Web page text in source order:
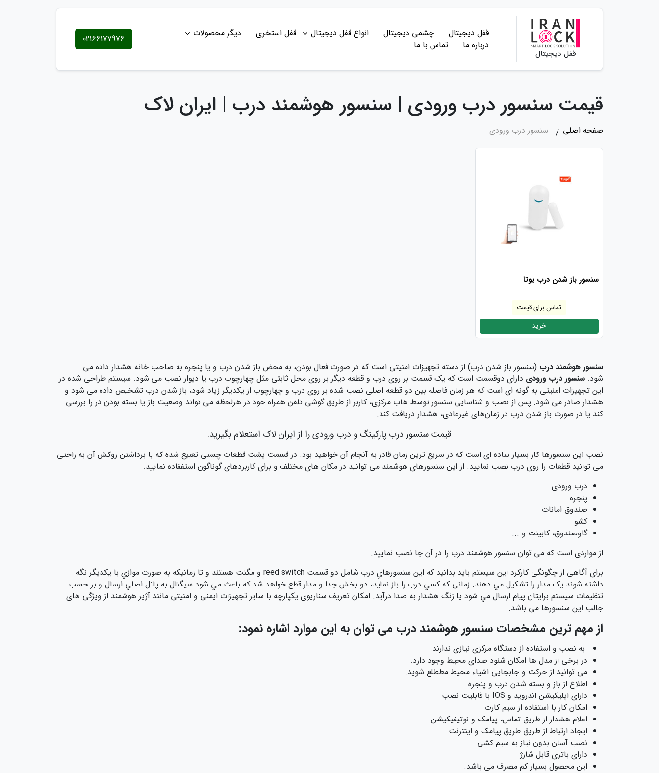
قفل دیجیتال
قفل دیجیتال چشمی دیجیتال انواع قفل دیجیتال قفل استخری
دیگر محصولات
درباره ما
تماس با ما 02166177976
قیمت سنسور درب ورودی | سنسور هوشمند درب | ایران لاک
صفحه اصلی سنسور درب ورودی
سنسور باز شدن درب یوتا
تماس برای قیمت
خرید
سنسور هوشمند درب (سنسور باز شدن درب) از دسته تجهیزات امنیتی است که در صورت فعال بودن، به محض باز شدن درب و یا پنجره به صاحب خانه هشدار داده می
شود. سنسور درب ورودی دارای دوقسمت است که یک قسمت بر روی درب و قطعه دیگر بر روی محل ثابتی مثل چهارچوب درب یا دیوار نصب می‌ شود. سیستم طراحی شده در
این تجهیزات امنیتی به گونه ای است که هر زمان فاصله بین دو قطعه اصلی نصب شده بر روی درب و چهارچوب از یکدیگر زیاد شود، باز شدن درب تشخیص داده می‌ شود و
هشدار صادر می شود. پس از نصب و شناسایی سنسور توسط هاب مرکزی، کاربر از طریق گوشی تلفن همراه خود در هرلحظه می‌ تواند وضعیت باز یا بسته بودن در را بررسی
کند یا در صورت باز شدن درب در زمان‌های غیرعادی، هشدار دریافت کند.
قیمت سنسور درب پارکینگ و درب ورودی را از ایران لاک استعلام بگیرید.
نصب این سنسورها کار بسیار ساده ای است که در سریع ترین زمان قادر به آنجام آن خواهید بود. در قسمت پشت قطعات چسبی تعبیع شده که با برداشتن روکش آن به راحتی
می‌ توانید قطعات را روی درب نصب نمایید. از این سنسورهای هوشمند می توانید در مکان های مختلف و برای کاربردهای گوناگون استففاده نمایید.
درب ورودی
پنجره
صندوق امانات
کشو
گاوصندوق، کابینت و ...
از مواردی است که می توان سنسور هوشمند درب را در آن جا نصب نمایید.
برای آگاهی از چگونگی کارکرد این سیستم باید بدانید که این سنسورهاي درب شامل دو قسمت reed switch و مگنت هستند و تا زمانيکه به صورت موازي با يکديگر نگه
داشته شوند يک مدار را تشکيل مي دهند. زمانی که کسي درب را باز نماید، دو بخش جدا و مدار قطع خواهد شد که باعث مي شود سيگنال به پانل اصلي ارسال و بر حسب
تنظيمات سيستم برايتان پيام ارسال مي شود يا زنگ هشدار به صدا درآید. امکان تعریف سناریوی یکپارچه با سایر تجهیزات ایمنی و امنیتی مانند آژیر هوشمند از ویژگی های
جالب این سنسورها می باشد.
از مهم ترین مشخصات سنسور هوشمند درب می توان به این موارد اشاره نمود:
به نصب و استفاده از دستگاه مرکزی نیازی ندارند.
در برخی از مدل ها امکان شنود صدای محیط وجود دارد.
می توانید از حرکت و جابجایی اشیاء محیط مططلع شوید.
اطلاع از باز و بسته شدن درب و پنجره
دارای اپلیکیشن اندروید و IOS با قابلیت نصب
امکان کار با استفاده از سیم کارت
اعلام هشدار از طریق تماس، پیامک و نوتیفیکیشن
ایجاد ارتباط از طریق طریق پیامک و اینترنت
نصب آسان بدون نیاز به سیم کشی
دارای باتری قابل شارژ
این محصول بسیار کم مصرف می باشد.